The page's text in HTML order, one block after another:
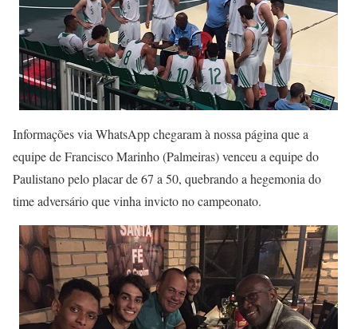
Informações via WhatsApp chegaram à nossa página que a
equipe de Francisco Marinho (Palmeiras) venceu a equipe do
Paulistano pelo placar de 67 a 50, quebrando a hegemonia do
time adversário que vinha invicto no campeonato.